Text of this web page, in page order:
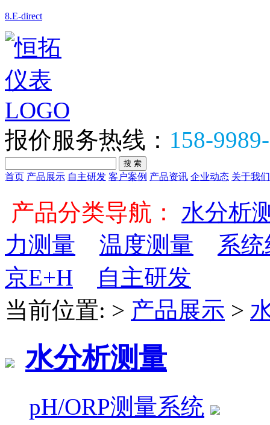
8.E-direct
报价服务热线： 158-
首页 产品展示 自主研发 客户案例 产品资讯 企业动态 关于我们
产品分类导航：
水分析
力测量
温度测量
系
京E+H
自主研发
当前位置: > 产品展示 >
水分析测量
pH/ORP测量系统